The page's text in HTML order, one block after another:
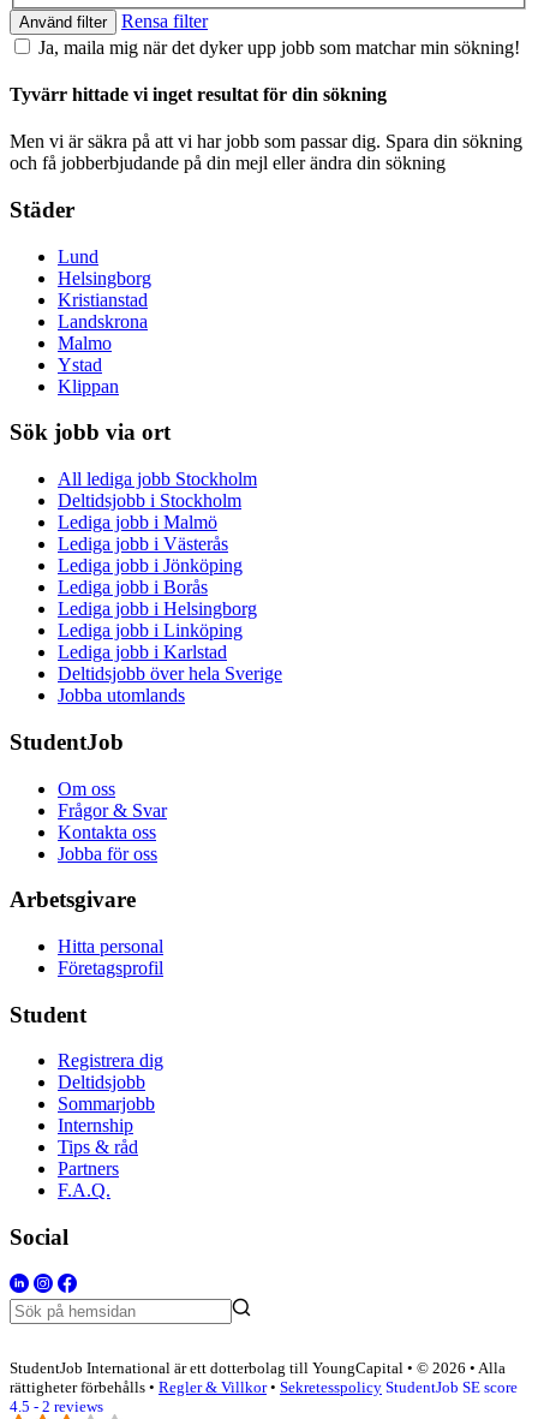
Använd filter
Rensa filter
Ja, maila mig när det dyker upp jobb som matchar min sökning!
Tyvärr hittade vi inget resultat för din sökning
Men vi är säkra på att vi har jobb som passar dig. Spara din sökning
och få jobberbjudande på din mejl eller ändra din sökning
Städer
Lund
Helsingborg
Kristianstad
Landskrona
Malmo
Ystad
Klippan
Sök jobb via ort
All lediga jobb Stockholm
Deltidsjobb i Stockholm
Lediga jobb i Malmö
Lediga jobb i Västerås
Lediga jobb i Jönköping
Lediga jobb i Borås
Lediga jobb i Helsingborg
Lediga jobb i Linköping
Lediga jobb i Karlstad
Deltidsjobb över hela Sverige
Jobba utomlands
StudentJob
Om oss
Frågor & Svar
Kontakta oss
Jobba för oss
Arbetsgivare
Hitta personal
Företagsprofil
Student
Registrera dig
Deltidsjobb
Sommarjobb
Internship
Tips & råd
Partners
F.A.Q.
Social
StudentJob International är ett dotterbolag till YoungCapital • © 2026 • Alla
rättigheter förbehålls • Regler & Villkor• Sekretesspolicy StudentJob SE score
4.5 - 2 reviews